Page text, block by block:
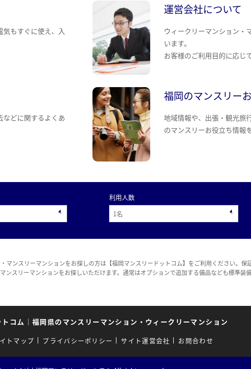
もすぐに使え、入
運営会社について
ウィークリーマンション・
います。
お客様のご利用目的に応じ
などに関するよくあ
福岡のマンスリー
地域情報や、出張・観光旅
のマンスリーお役立ち情報
利用人数
マンスリーマンションをお探しの方は【福岡マンスリードットコム】をご利用ください。保
ンスリーマンションをお探しいただけます。通常はオプションで追加する備品なども標準装
コム ｜ 福岡県のマンスリーマンション・ウィークリーマンション
トマップ プライバシーポリシー サイト運営会社 お問合わせ